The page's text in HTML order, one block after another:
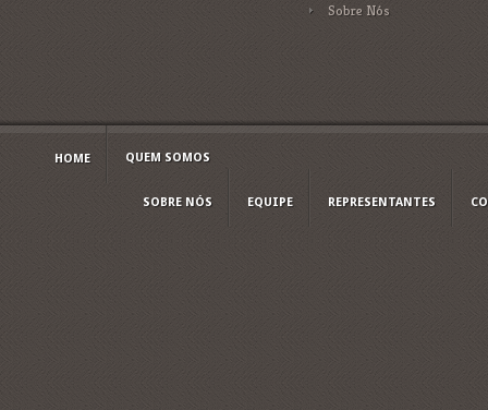
Sobre Nós
HOME QUEM SOMOS
SOBRE NÓS EQUIPE REPRESENTANTES